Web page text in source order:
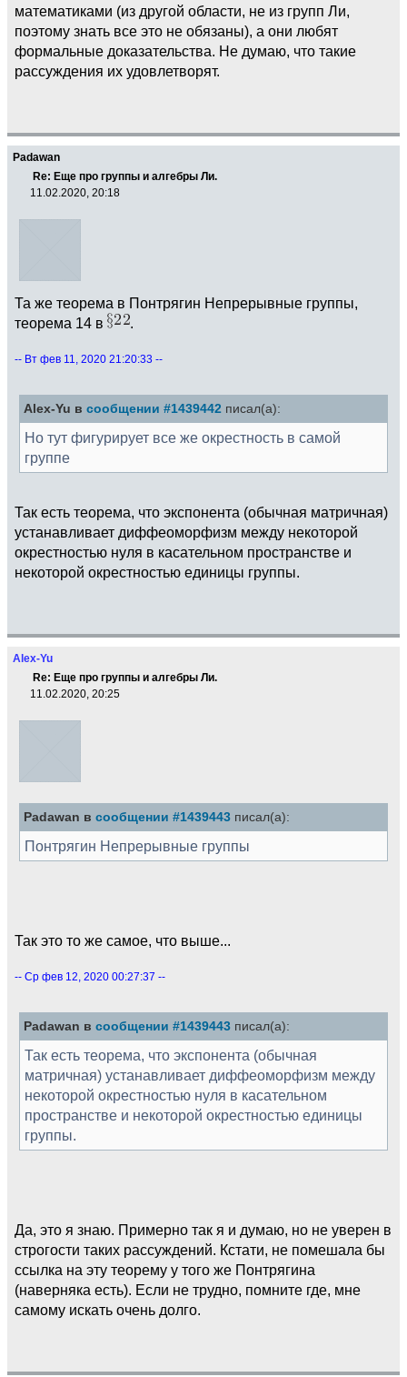
математиками (из другой области, не из групп Ли,
поэтому знать все это не обязаны), а они любят
формальные доказательства. Не думаю, что такие
рассуждения их удовлетворят.
Padawan
Re: Еще про группы и алгебры Ли.
11.02.2020, 20:18
Та же теорема в Понтрягин Непрерывные группы,
теорема 14 в
.
-- Вт фев 11, 2020 21:20:33 --
Alex-Yu в сообщении #1439442 писал(а):
Но тут фигурирует все же окрестность в самой
группе
Так есть теорема, что экспонента (обычная матричная)
устанавливает диффеоморфизм между некоторой
окрестностью нуля в касательном пространстве и
некоторой окрестностью единицы группы.
Alex-Yu
Re: Еще про группы и алгебры Ли.
11.02.2020, 20:25
Padawan в сообщении #1439443 писал(а):
Понтрягин Непрерывные группы
Так это то же самое, что выше...
-- Ср фев 12, 2020 00:27:37 --
Padawan в сообщении #1439443 писал(а):
Так есть теорема, что экспонента (обычная
матричная) устанавливает диффеоморфизм между
некоторой окрестностью нуля в касательном
пространстве и некоторой окрестностью единицы
группы.
Да, это я знаю. Примерно так я и думаю, но не уверен в
строгости таких рассуждений. Кстати, не помешала бы
ссылка на эту теорему у того же Понтрягина
(наверняка есть). Если не трудно, помните где, мне
самому искать очень долго.